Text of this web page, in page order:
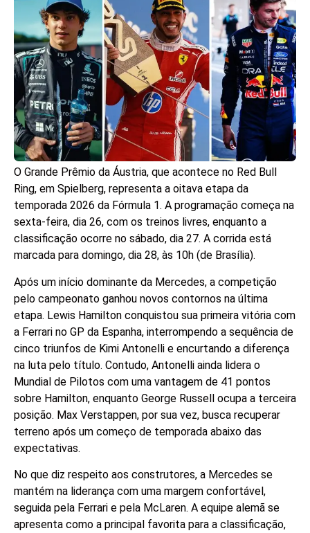
O Grande Prêmio da Áustria, que acontece no Red Bull
Ring, em Spielberg, representa a oitava etapa da
temporada 2026 da Fórmula 1. A programação começa na
sexta-feira, dia 26, com os treinos livres, enquanto a
classificação ocorre no sábado, dia 27. A corrida está
marcada para domingo, dia 28, às 10h (de Brasília).
Após um início dominante da Mercedes, a competição
pelo campeonato ganhou novos contornos na última
etapa. Lewis Hamilton conquistou sua primeira vitória com
a Ferrari no GP da Espanha, interrompendo a sequência de
cinco triunfos de Kimi Antonelli e encurtando a diferença
na luta pelo título. Contudo, Antonelli ainda lidera o
Mundial de Pilotos com uma vantagem de 41 pontos
sobre Hamilton, enquanto George Russell ocupa a terceira
posição. Max Verstappen, por sua vez, busca recuperar
terreno após um começo de temporada abaixo das
expectativas.
No que diz respeito aos construtores, a Mercedes se
mantém na liderança com uma margem confortável,
seguida pela Ferrari e pela McLaren. A equipe alemã se
apresenta como a principal favorita para a classificação,